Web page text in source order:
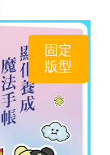
固定
版型